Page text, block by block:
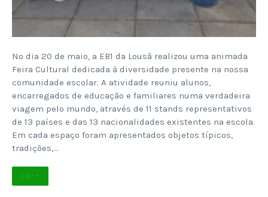
No dia 20 de maio, a EB1 da Lousã realizou uma animada
Feira Cultural dedicada à diversidade presente na nossa
comunidade escolar. A atividade reuniu alunos,
encarregados de educação e familiares numa verdadeira
viagem pelo mundo, através de 11 stands representativos
de 13 países e das 13 nacionalidades existentes na escola.
Em cada espaço foram apresentados objetos típicos,
tradições,…
Ler +